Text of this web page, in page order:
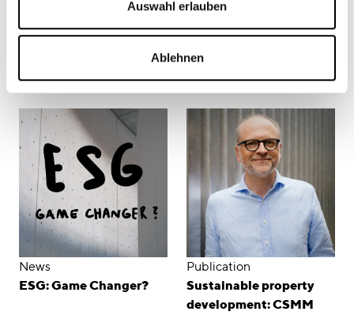
Auswahl erlauben
Ablehnen
Services
Consulting
Services
Workplace Strategy
News
ESG: Game Changer?
Publication
Sustainable property
development: CSMM